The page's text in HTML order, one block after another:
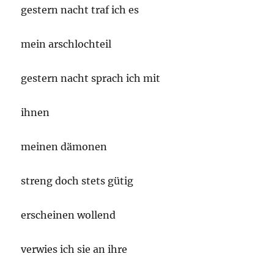
gestern nacht traf ich es
mein arschlochteil
gestern nacht sprach ich mit
ihnen
meinen dämonen
streng doch stets gütig
erscheinen wollend
verwies ich sie an ihre